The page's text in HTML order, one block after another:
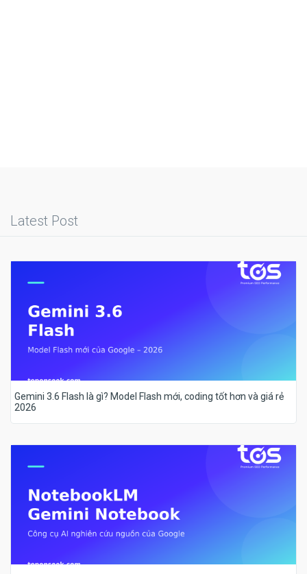
Latest Post
Gemini 3.6 Flash là gì? Model Flash mới, coding tốt hơn và giá rẻ
2026